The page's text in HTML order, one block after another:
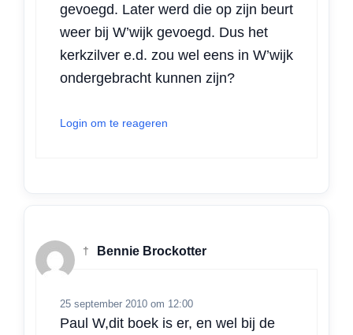
gevoegd. Later werd die op zijn beurt
weer bij W’wijk gevoegd. Dus het
kerkzilver e.d. zou wel eens in W’wijk
ondergebracht kunnen zijn?
Login om te reageren
† Bennie Brockotter
25 september 2010 om 12:00
Paul W,dit boek is er, en wel bij de